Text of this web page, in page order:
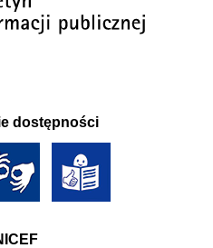
dostępności